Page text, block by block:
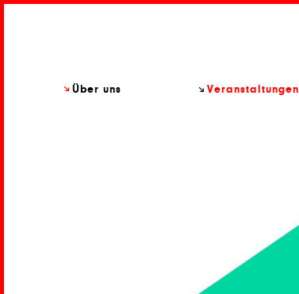
Über uns Veranstaltungen